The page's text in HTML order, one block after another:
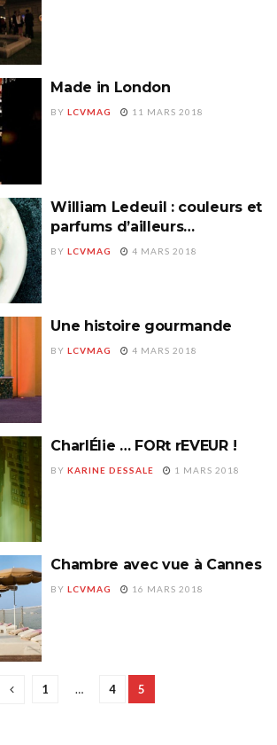
Made in London
BY LCVMAG 11 MARS 2018
William Ledeuil : couleurs et
parfums d’ailleurs…
BY LCVMAG 4 MARS 2018
Une histoire gourmande
BY LCVMAG 4 MARS 2018
CharlÉlie … FORt rEVEUR !
BY KARINE DESSALE 1 MARS 2018
Chambre avec vue à Cannes
BY LCVMAG 16 MARS 2018
1 … 4 5